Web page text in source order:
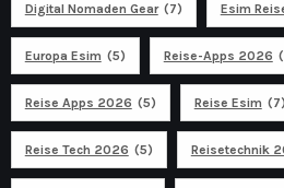
Digital Nomaden Gear (7) Esim
Europa Esim (5) Reise-Apps 2026
Reise Apps 2026 (5) Reise Esim (7)
Reise Tech 2026 (5) Reisetechnik